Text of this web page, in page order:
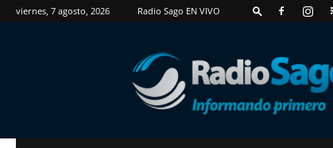
viernes, 7 agosto, 2026 Radio Sago EN VIVO
RadioSago